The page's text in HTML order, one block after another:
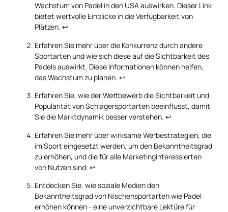
Wachstum von Padel in den USA auswirken. Dieser Link
bietet wertvolle Einblicke in die Verfügbarkeit von
Plätzen. ↩
Erfahren Sie mehr über die Konkurrenz durch andere
Sportarten und wie sich diese auf die Sichtbarkeit des
Padels auswirkt. Diese Informationen können helfen,
das Wachstum zu planen. ↩
Erfahren Sie, wie der Wettbewerb die Sichtbarkeit und
Popularität von Schlägersportarten beeinflusst, damit
Sie die Marktdynamik besser verstehen. ↩
Erfahren Sie mehr über wirksame Werbestrategien, die
im Sport eingesetzt werden, um den Bekanntheitsgrad
zu erhöhen, und die für alle Marketinginteressierten
von Nutzen sind. ↩
Entdecken Sie, wie soziale Medien den
Bekanntheitsgrad von Nischensportarten wie Padel
erhöhen können - eine unverzichtbare Lektüre für